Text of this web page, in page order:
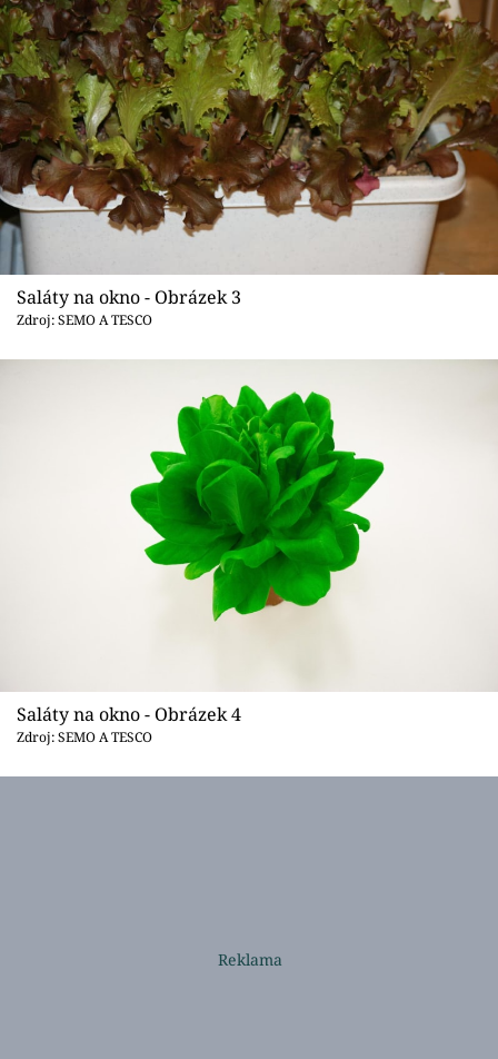
Saláty na okno - Obrázek 3
Zdroj: SEMO A TESCO
Saláty na okno - Obrázek 4
Zdroj: SEMO A TESCO